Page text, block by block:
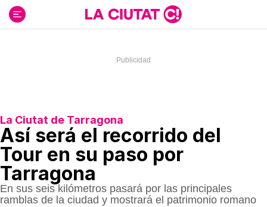
contenido
La Ciutat de Tarragona
Así será el recorrido del
Tour en su paso por
Tarragona
En sus seis kilómetros pasará por las principales
ramblas de la ciudad y mostrará el patrimonio romano